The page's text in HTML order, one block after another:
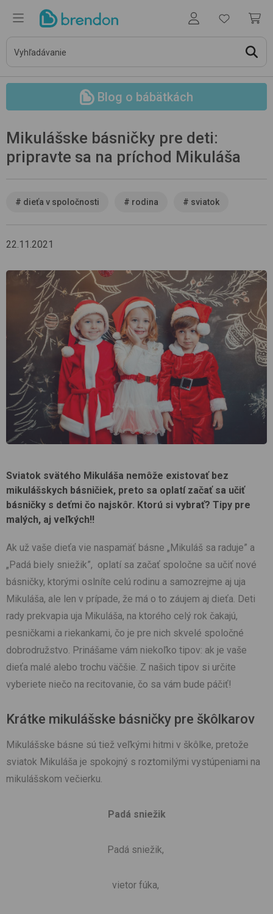
Blog o bábätkách
Mikulášske básničky pre deti:
pripravte sa na príchod Mikuláša
# dieťa v spoločnosti # rodina # sviatok
22.11.2021
Sviatok svätého Mikuláša nemôže existovať bez
mikulášskych básničiek, preto sa oplatí začať sa učiť
básničky s deťmi čo najskôr. Ktorú si vybrať? Tipy pre
malých, aj veľkých!!
Ak už vaše dieťa vie naspamäť básne „Mikuláš sa raduje” a
„Padá biely sniežik”, oplatí sa začať spoločne sa učiť nové
básničky, ktorými oslníte celú rodinu a samozrejme aj uja
Mikuláša, ale len v prípade, že má o to záujem aj dieťa. Deti
rady prekvapia uja Mikuláša, na ktorého celý rok čakajú,
pesničkami a riekankami, čo je pre nich skvelé spoločné
dobrodružstvo. Prinášame vám niekoľko tipov: ak je vaše
dieťa malé alebo trochu väčšie. Z našich tipov si určite
vyberiete niečo na recitovanie, čo sa vám bude páčiť!
Krátke mikulášske básničky pre škôlkarov
Mikulášske básne sú tiež veľkými hitmi v škôlke, pretože
sviatok Mikuláša je spokojný s roztomilými vystúpeniami na
mikulášskom večierku.
Padá sniežik
Padá sniežik,
vietor fúka,